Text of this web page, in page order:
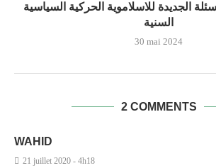
الجديدة للاسلاموية الحركية السياسية
السنية
30 mai 2024
2 COMMENTS
WAHID
21 juillet 2020 - 4h18